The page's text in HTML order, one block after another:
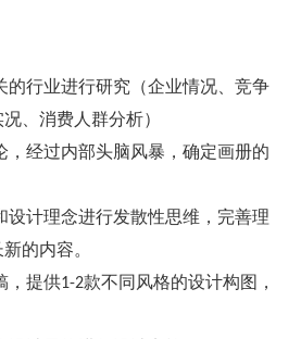
行业进行研究（企业情况、竞争
、消费人群分析）
经过内部头脑风暴，确定画册的
计理念进行发散性思维，完善理
的内容。
提供1-2款不同风格的设计构图，